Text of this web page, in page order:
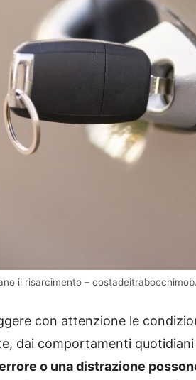
il risarcimento –
con attenzione le
dai comportamenti quotidiani
o una distrazione